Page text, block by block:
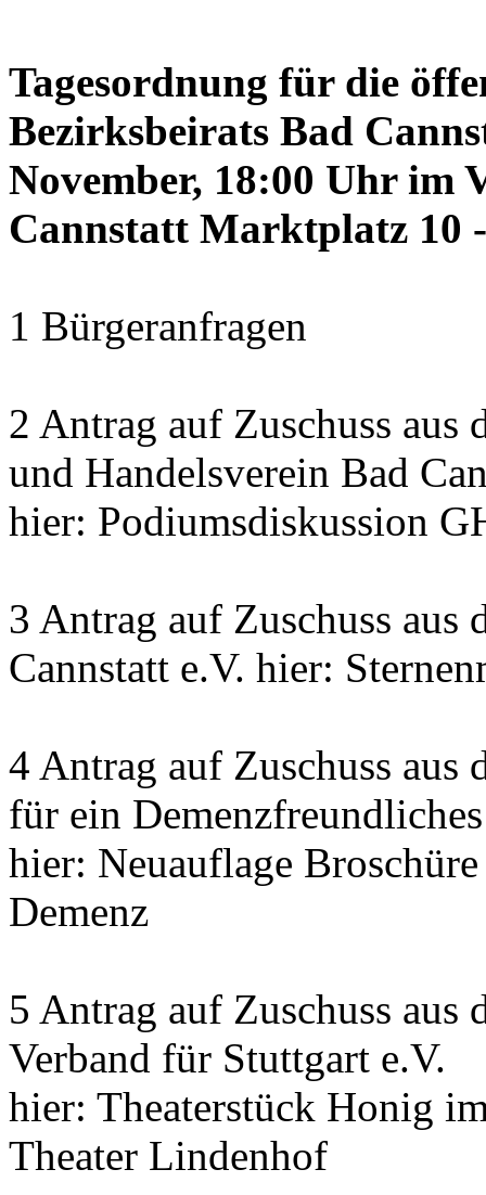
Tagesordnung für die
Bezirksbeirats Bad
November, 18:00 Uhr im
Cannstatt Marktplatz 10
1 Bürgeranfragen
2 Antrag auf Zuschuss aus
und Handelsverein Bad
hier: Podiumsdiskussion
3 Antrag auf Zuschuss
Cannstatt e.V. hier:
4 Antrag auf Zuschuss aus
für ein
hier: Neuauflage
Demenz
5 Antrag auf Zuschuss aus
Verband für Stuttgart e.V.
hier: Theaterstück Honig
Theater Lindenhof